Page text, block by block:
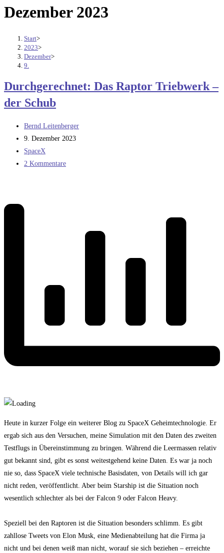
Dezember 2023
Start>
2023>
Dezember>
9.
Durchgerechnet: Das Raptor Triebwerk –
der Schub
Beitrags-
Autor:
Bernd Leitenberger
Beitrag
veröffentlicht:
9. Dezember 2023
Beitrags-
Kategorie:
SpaceX
Beitrags-
2 Kommentare
Heute in kurzer Folge ein weiterer Blog zu SpaceX Geheimtechnologie. Er
ergab sich aus den Versuchen, meine Simulation mit den Daten des zweiten
Testflugs in Übereinstimmung zu bringen. Während die Leermassen relativ
gut bekannt sind, gibt es sonst weitestgehend keine Daten. Es war ja noch
nie so, dass SpaceX viele technische Basisdaten, von Details will ich gar
nicht reden, veröffentlicht. Aber beim Starship ist die Situation noch
wesentlich schlechter als bei der Falcon 9 oder Falcon Heavy.
Speziell bei den Raptoren ist die Situation besonders schlimm. Es gibt
zahllose Tweets von Elon Musk, eine Medienabteilung hat die Firma ja
nicht und bei denen weiß man nicht, worauf sie sich beziehen – erreichte